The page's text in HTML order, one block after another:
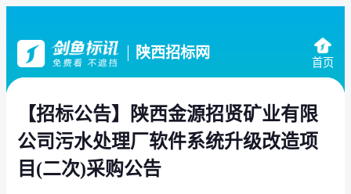
陕西招标网
首页
【招标公告】陕西金源招贤矿业有限
公司污水处理厂软件系统升级改造项
目(二次)采购公告